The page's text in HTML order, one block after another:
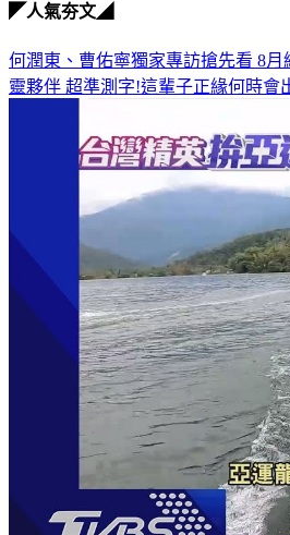
◤人氣夯文◢
何潤東、曹佑寧獨家專訪搶先看 8月
靈夥伴 超準測字!這輩子正緣何時會